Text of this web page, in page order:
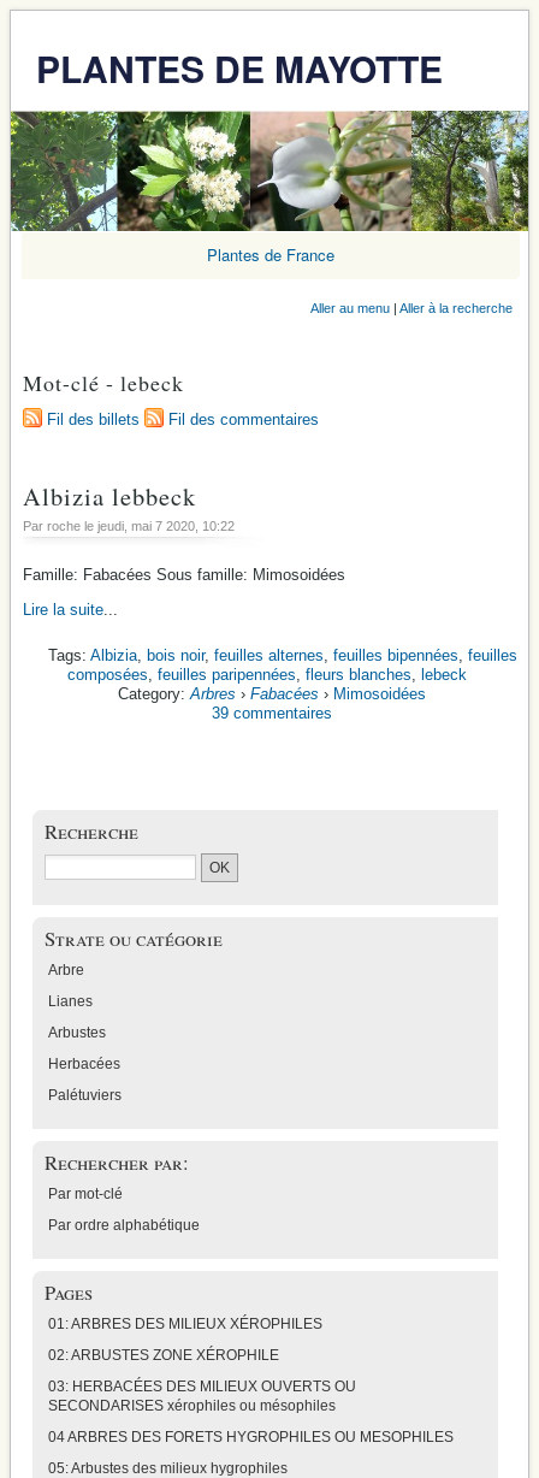
PLANTES DE MAYOTTE
Plantes de France
Aller au menu |Aller à la recherche
Mot-clé - lebeck
Fil des billets Fil des commentaires
Albizia lebbeck
Par roche lejeudi, mai 7 2020 , 10:22
Famille: Fabacées Sous famille: Mimosoidées
Lire la suite
Albizia, bois noir, feuilles alternes feuilles bipennées feuilles
composées feuilles paripennées fleurs blanches lebeck
Arbres › Fabacées › Mimosoidées
39 commentaires
Recherche
Strate ou catégorie
Arbre
Lianes
Arbustes
Herbacées
Palétuviers
Rechercher par:
Par mot-clé
Par ordre alphabétique
Pages
01: ARBRES DES MILIEUX XÉROPHILES
02: ARBUSTES ZONE XÉROPHILE
03: HERBACÉES DES MILIEUX OUVERTS OU
SECONDARISES xérophiles ou mésophiles
04 ARBRES DES FORETS HYGROPHILES OU MESOPHILES
05: Arbustes des milieux hygrophiles